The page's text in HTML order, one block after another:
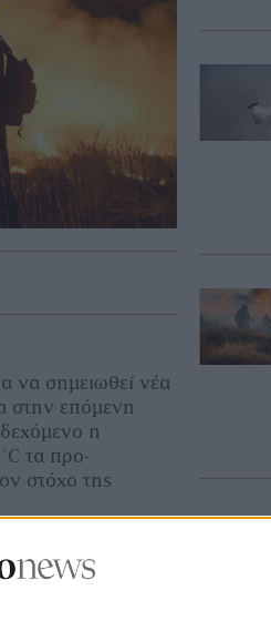
να σημειωθεί νέα
στην επόμενη
η
τα προ-
στόχο της
από 10
πιθανότητα
1,5°C και 70%